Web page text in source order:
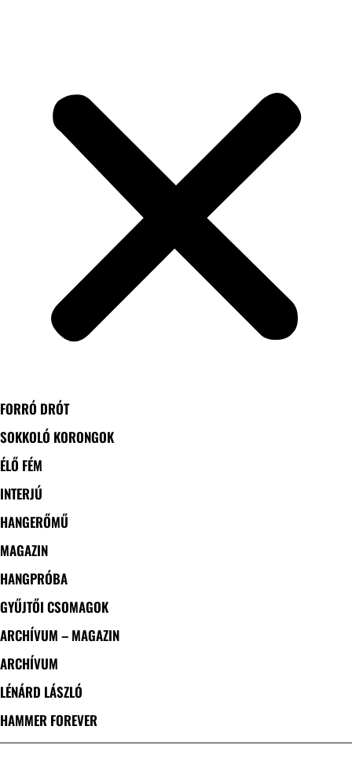
FORRÓ DRÓT
SOKKOLÓ KORONGOK
ÉLŐ FÉM
INTERJÚ
HANGERŐMŰ
MAGAZIN
HANGPRÓBA
GYŰJTŐI CSOMAGOK
ARCHÍVUM – MAGAZIN
ARCHÍVUM
LÉNÁRD LÁSZLÓ
HAMMER FOREVER